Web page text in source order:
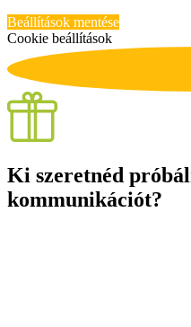
Beállítások mentése
Cookie beállítások
Ki szeretnéd
kommunikációt?